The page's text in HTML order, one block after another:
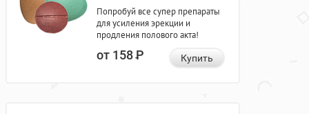
Попробуй все супер препараты
для усиления эрекции и
продления полового акта!
от 158Р Купить